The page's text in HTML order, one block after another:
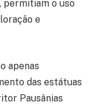
, permitiam o uso
e
apenas
das estátuas
Pausânias